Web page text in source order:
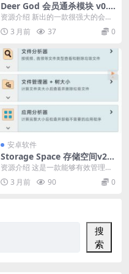
Deer God 会员通杀模块 v0.3.
4
资源介绍 新出的一款很强大的会员
xp模块，Deer God模块下载，专注
于优化和...
3 月前 37 0
安卓软件
Storage Space 存储空间v29.
0.9高级版
资源介绍 这是一款能够有效管理手
机存储空间的工具。软件的核心功
能在于帮助用户深度...
3 月前 90 0
搜
索